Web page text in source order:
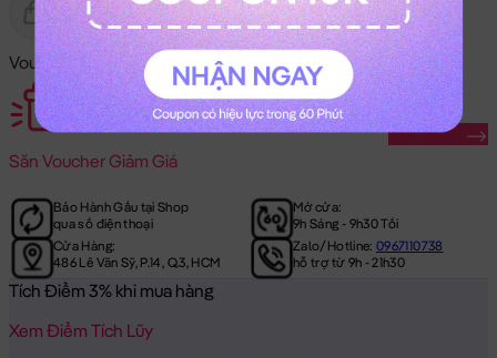
Gửi Tặng Hết Hàng
Voucher Mã Khuyến Mãi:
Săn Voucher Giảm Giá
Săn Ngay
Bảo Hành Gấu tại Shop
qua số điện thoại
Mở cửa:
9h Sáng - 9h30 Tối
Cửa Hàng:
486 Lê Văn Sỹ, P.14, Q.3, HCM
Zalo/Hotline:0967110738
hỗ trợ từ 9h - 21h30
Tích Điểm 3% khi mua hàng
Xem Điểm Tích Lũy